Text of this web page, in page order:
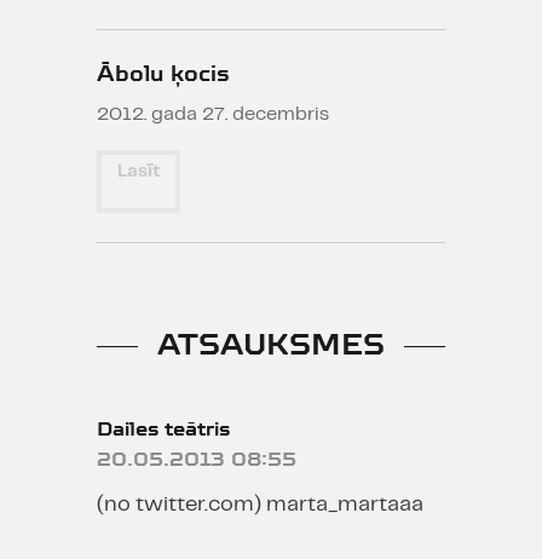
Ābolu ķocis
2012. gada 27. decembris
Lasīt
ATSAUKSMES
Dailes teātris
20.05.2013 08:55
(no twitter.com) marta_martaaa